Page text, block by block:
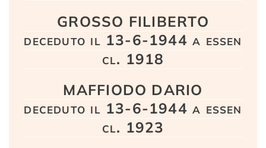
GROSSO FILIBERTO
deceduto il 13-6-1944 a essen
cl. 1918
MAFFIODO DARIO
deceduto il 13-6-1944 a essen
cl. 1923